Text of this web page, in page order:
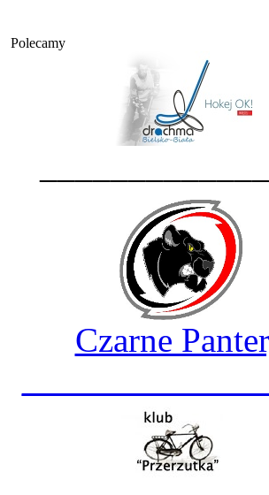
Polecamy
Czarne